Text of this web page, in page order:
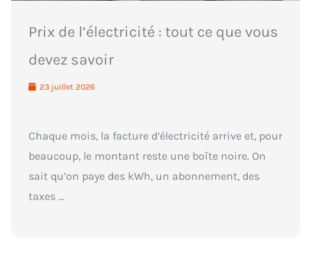
Prix de l’électricité : tout ce que vous
devez savoir
23 juillet 2026
Chaque mois, la facture d’électricité arrive et, pour
beaucoup, le montant reste une boîte noire. On
sait qu’on paye des kWh, un abonnement, des
taxes ...